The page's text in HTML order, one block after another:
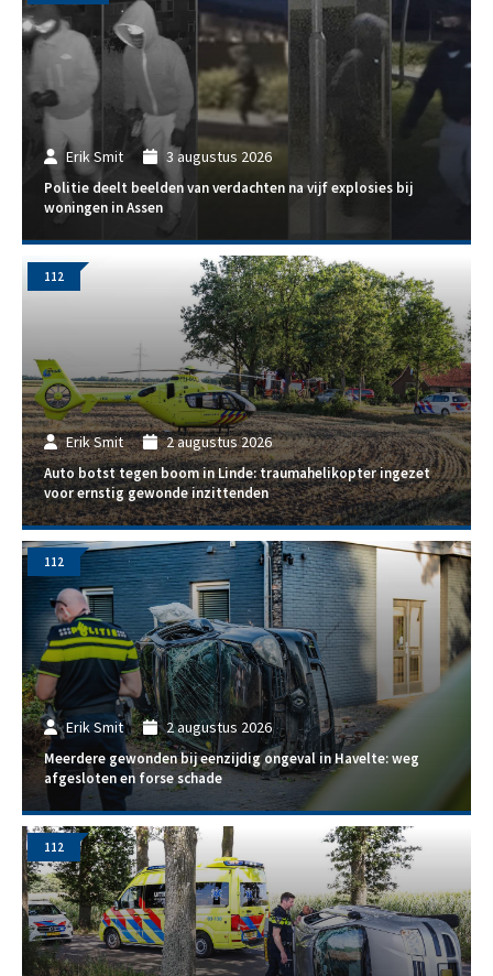
Erik Smit 3 augustus 2026
Politie deelt beelden van verdachten na vijf explosies bij
woningen in Assen
Erik Smit 2 augustus 2026
Auto botst tegen boom in Linde: traumahelikopter ingezet
voor ernstig gewonde inzittenden
112
Erik Smit 2 augustus 2026
Meerdere gewonden bij eenzijdig ongeval in Havelte: weg
afgesloten en forse schade
112
112